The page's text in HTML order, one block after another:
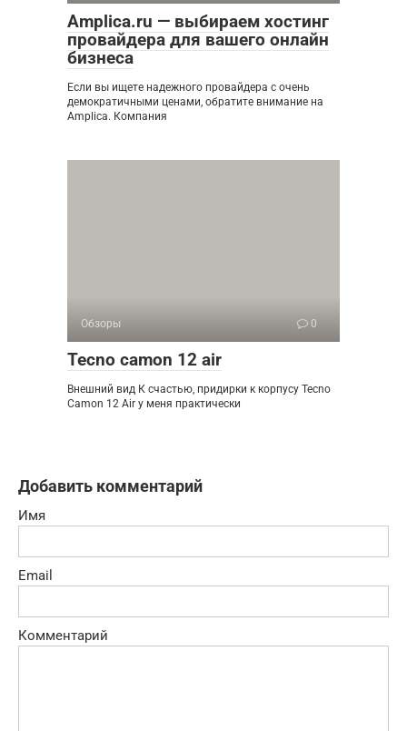
Amplica.ru — выбираем хостинг
провайдера для вашего онлайн
бизнеса
Если вы ищете надежного провайдера с очень
демократичными ценами, обратите внимание на
Amplica. Компания
Обзоры 0
Tecno camon 12 air
Внешний вид К счастью, придирки к корпусу Tecno
Camon 12 Air у меня практически
Добавить комментарий
Имя
Email
Комментарий